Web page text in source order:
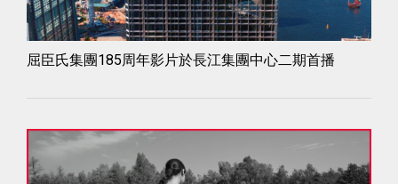
屈臣氏集團185周年影片於長江集團中心二期首播